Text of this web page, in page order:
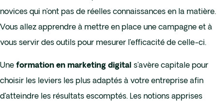
novices qui n’ont pas de réelles connaissances en la matière.
Vous allez apprendre à mettre en place une campagne et à
vous servir des outils pour mesurer l’efficacité de celle-ci.
Une formation en marketing digital s’avère capitale pour
choisir les leviers les plus adaptés à votre entreprise afin
d’atteindre les résultats escomptés. Les notions apprises